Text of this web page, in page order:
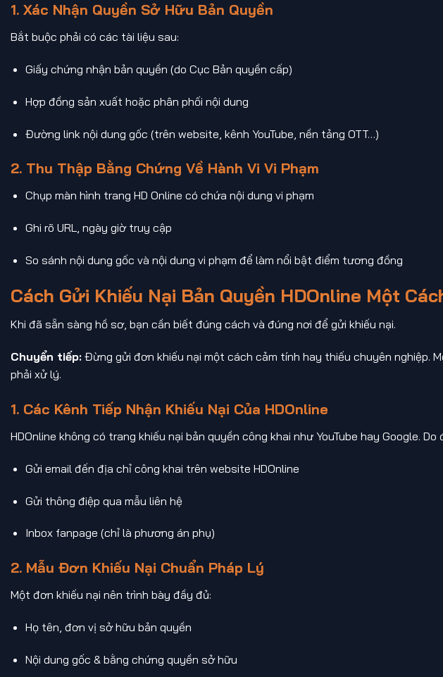
1. Xác Nhận Quyền Sở Hữu Bản Quyền
Bắt buộc phải có các tài liệu sau:
Giấy chứng nhận bản quyền (do Cục Bản quyền cấp)
Hợp đồng sản xuất hoặc phân phối nội dung
Đường link nội dung gốc (trên website, kênh YouTube, nền tảng OTT…)
2. Thu Thập Bằng Chứng Về Hành Vi Vi Phạm
Chụp màn hình trang HD Online có chứa nội dung vi phạm
Ghi rõ URL, ngày giờ truy cập
So sánh nội dung gốc và nội dung vi phạm để làm nổi bật điểm tương đồng
Cách Gửi Khiếu Nại Bản Quyền HDOnline Một
Khi đã sẵn sàng hồ sơ, bạn cần biết đúng cách và đúng nơi để gửi khiếu nại.
Chuyển tiếp: Đừng gửi đơn khiếu nại một cách cảm tính hay thiếu chuyên nghiệp.
phải xử lý.
1. Các Kênh Tiếp Nhận Khiếu Nại Của HDOnline
HDOnline không có trang khiếu nại bản quyền công khai như YouTube hay Google. Do
Gửi email đến địa chỉ công khai trên website HDOnline
Gửi thông điệp qua mẫu liên hệ
Inbox fanpage (chỉ là phương án phụ)
2. Mẫu Đơn Khiếu Nại Chuẩn Pháp Lý
Một đơn khiếu nại nên trình bày đầy đủ:
Họ tên, đơn vị sở hữu bản quyền
Nội dung gốc & bằng chứng quyền sở hữu